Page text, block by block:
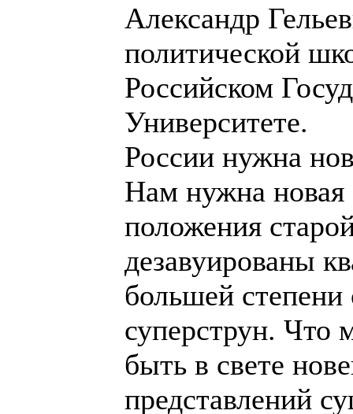
Александр
политической
Российском
Университете.
России нужна
Нам нужна новая
положения
дезавуированы
большей
суперструн. Что
быть в свете
представлений